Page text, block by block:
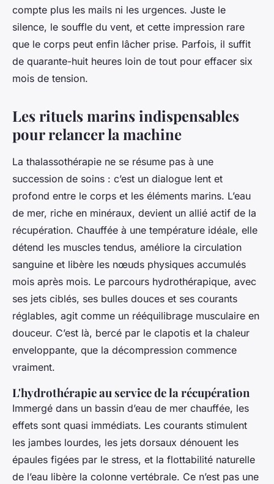
compte plus les mails ni les urgences. Juste le
silence, le souffle du vent, et cette impression rare
que le corps peut enfin lâcher prise. Parfois, il suffit
de quarante-huit heures loin de tout pour effacer six
mois de tension.
Les rituels marins indispensables
pour relancer la machine
La thalassothérapie ne se résume pas à une
succession de soins : c’est un dialogue lent et
profond entre le corps et les éléments marins. L’eau
de mer, riche en minéraux, devient un allié actif de la
récupération. Chauffée à une température idéale, elle
détend les muscles tendus, améliore la circulation
sanguine et libère les nœuds physiques accumulés
mois après mois. Le parcours hydrothérapique, avec
ses jets ciblés, ses bulles douces et ses courants
réglables, agit comme un rééquilibrage musculaire en
douceur. C’est là, bercé par le clapotis et la chaleur
enveloppante, que la décompression commence
vraiment.
L'hydrothérapie au service de la récupération
Immergé dans un bassin d’eau de mer chauffée, les
effets sont quasi immédiats. Les courants stimulent
les jambes lourdes, les jets dorsaux dénouent les
épaules figées par le stress, et la flottabilité naturelle
de l’eau libère la colonne vertébrale. Ce n’est pas une